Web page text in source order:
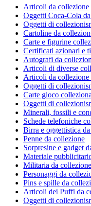
Articoli da collezione
Oggetti Coca-Cola
Oggetti di
Cartoline da
Carte e figurine
Certificati azionari e
Autografi da
Articoli di diverse
Articoli da
Oggetti di
Carte gioco
Oggetti di
Minerali, fossili e
Schede telefoniche
Birra e oggettistica
Penne da collezione
Sorpresine e gadget
Materiale
Militaria da collezione
Personaggi da
Pins e spille da
Articoli dei Puffi da
Oggetti di